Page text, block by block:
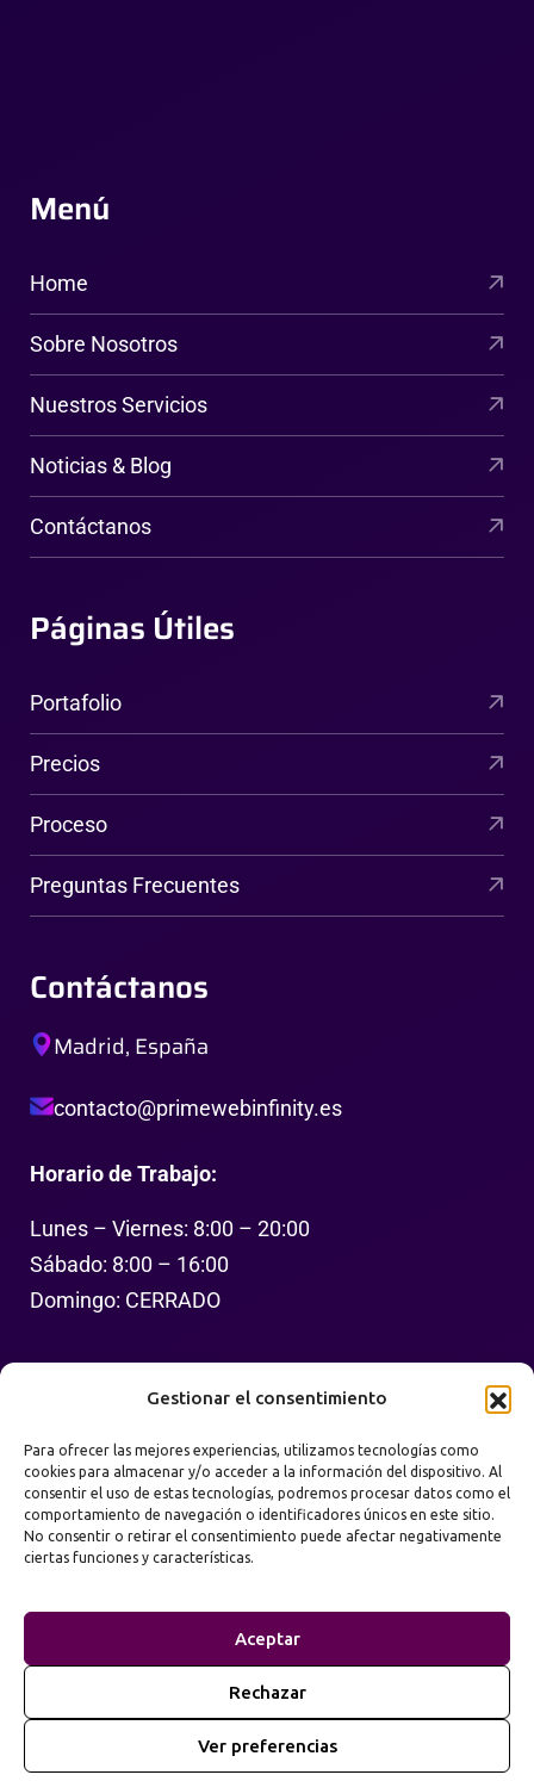
Gestionar el consentimiento
Para ofrecer las mejores experiencias, utilizamos tecnologías como
cookies para almacenar y/o acceder a la información del dispositivo. Al
consentir el uso de estas tecnologías, podremos procesar datos como el
comportamiento de navegación o identificadores únicos en este sitio.
No consentir o retirar el consentimiento puede afectar negativamente
ciertas funciones y características.
Aceptar
Rechazar
Ver preferencias
Menú
Home
Sobre Nosotros
Nuestros Servicios
Noticias & Blog
Contáctanos
Páginas Útiles
Portafolio
Precios
Proceso
Preguntas Frecuentes
Contáctanos
Madrid, España
contacto@primewebinfinity.es
Horario de Trabajo:
Lunes – Viernes: 8:00 – 20:00
Sábado: 8:00 – 16:00
Domingo: CERRADO
Síguenos
Política de PrivacidadTérminos de Uso
Mapa del Sitio
©2026Prime Web Infinity. Todos los derechos
reservados.